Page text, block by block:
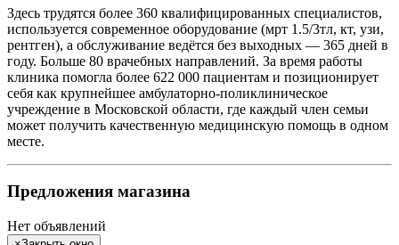
Здесь трудятся более 360 квалифицированных специалистов,
используется современное оборудование (мрт 1.5/3тл, кт, узи,
рентген), а обслуживание ведётся без выходных — 365 дней в
году. Больше 80 врачебных направлений. За время работы
клиника помогла более 622 000 пациентам и позиционирует
себя как крупнейшее амбулаторно-поликлиническое
учреждение в Московской области, где каждый член семьи
может получить качественную медицинскую помощь в одном
месте.
Предложения магазина
Нет объявлений